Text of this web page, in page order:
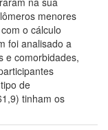
menores
o cálculo
foi analisado a
e comorbidades,
de
tinham os